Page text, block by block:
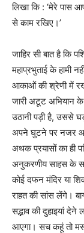
लिखा कि : ‘मेरे पास
से काम रखिए।’
जाहिर सी बात है कि
महाप्रभुताई के हामी
आकाओं की श्रेणी में
जारी अटूट अभियान के
उठानी पड़ी है, उससे
अपने घुटने पर नजर आ
अथक प्रयासों का ही
अनुकरणीय साहस के
कोई दफन मंदिर या
राहत की सांस लेंगे।
सद्भाव की दुहाइयां देने
आएगा। सच कहूं तो